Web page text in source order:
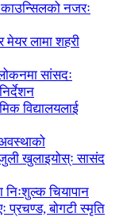
काउन्सिलको नजरः
लामा शहरी
सांसदः
विद्यालयलाई
खुलाइयोस्ः सासंद
निःशुल्क चियापान
प्रचण्ड, बोगटी स्मृति